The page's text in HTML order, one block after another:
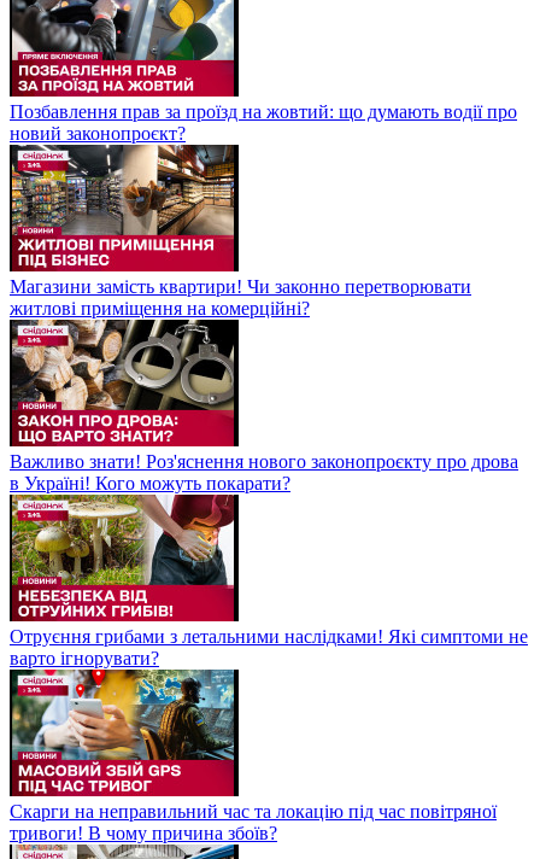
Позбавлення прав за проїзд на жовтий: що думають водії про
новий законопроєкт?
Магазини замість квартири! Чи законно перетворювати
житлові приміщення на комерційні?
Важливо знати! Роз'яснення нового законопроєкту про дрова
в Україні! Кого можуть покарати?
Отруєння грибами з летальними наслідками! Які симптоми не
варто ігнорувати?
Скарги на неправильний час та локацію під час повітряної
тривоги! В чому причина збоїв?